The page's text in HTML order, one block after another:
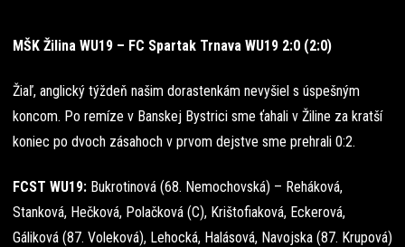
MŠK Žilina WU19 – FC Spartak Trnava WU19 2:0 (2:0)
Žiaľ, anglický týždeň našim dorastenkám nevyšiel s úspešným
koncom. Po remíze v Banskej Bystrici sme ťahali v Žiline za kratší
koniec po dvoch zásahoch v prvom dejstve sme prehrali 0:2.
FCST WU19: Bukrotinová (68. Nemochovská) – Reháková,
Stanková, Hečková, Polačková (C), Krištofiaková, Eckerová,
Gáliková (87. Voleková), Lehocká, Halásová, Navojska (87. Krupová)